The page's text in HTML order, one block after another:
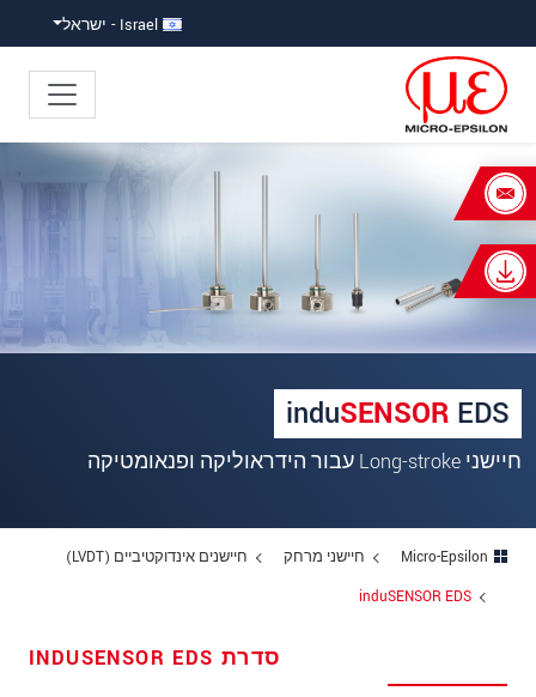
Israel - ישראל
induSENSOR EDS
חיישני Long-stroke עבור הידראוליקה ופנאומטיקה
Micro-Epsilon חיישני מרחק
חיישנים אינדוקטיביים (LVDT)
induSENSOR EDS
סדרת INDUSENSOR EDS
×
Your request for: induSENSOR EDS
כותרת*
שם פרטי
שם משפחה*
שם חברה
מיקוד
עיר *